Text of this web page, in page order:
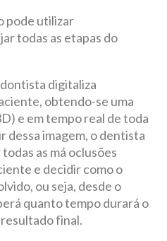
pode utilizar
todas as etapas do
digitaliza
obtendo-se uma
e em tempo real de toda
dessa imagem, o dentista
as má oclusões
e decidir como o
ou seja, desde o
quanto tempo durará o
final.